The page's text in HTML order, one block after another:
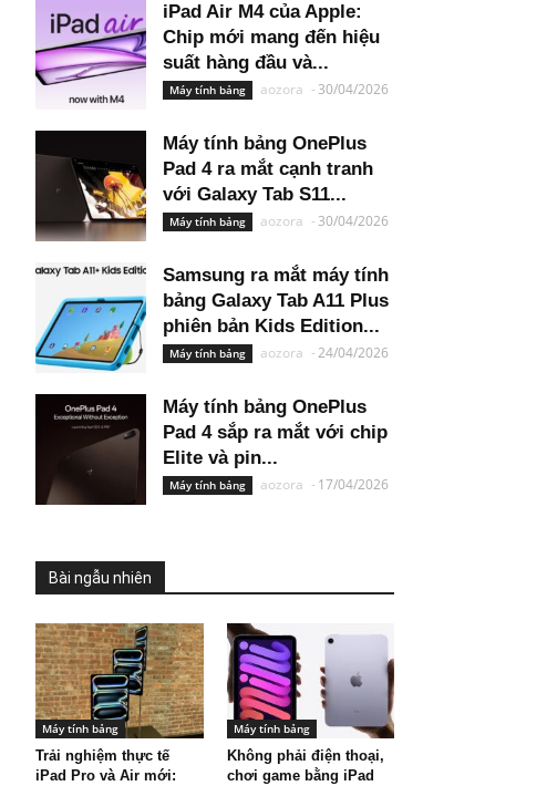
iPad Air M4 của Apple:
Chip mới mang đến hiệu
suất hàng đầu và...
Máy tính bảng aozora - 30/04/2026
Máy tính bảng OnePlus
Pad 4 ra mắt cạnh tranh
với Galaxy Tab S11...
Máy tính bảng aozora - 30/04/2026
Samsung ra mắt máy tính
bảng Galaxy Tab A11 Plus
phiên bản Kids Edition...
Máy tính bảng aozora -24/04/2026
Máy tính bảng OnePlus
Pad 4 sắp ra mắt với chip
Elite và pin...
Máy tính bảng aozora - 17/04/2026
Bài ngẫu nhiên
Máy tính bảng
Trải nghiệm thực tế
iPad Pro và Air mới:
Máy tính bảng
Không phải điện thoại,
chơi game bằng iPad